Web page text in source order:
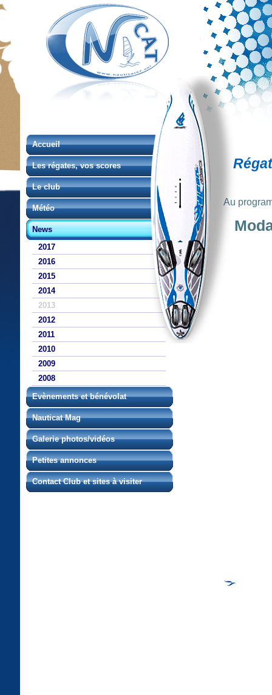
Accueil
Les régates, vos scores
Le club
Météo
News
2017
2016
2015
2014
2013
2012
2011
2010
2009
2008
Evènements et bénévolat
Nauticat Mag
Galerie photos/vidéos
Petites annonces
Contact Club et sites à visiter
Au